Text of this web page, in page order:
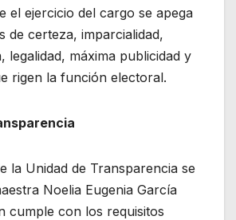
el ejercicio del cargo se apega
de certeza, imparcialidad,
legalidad, máxima publicidad y
rigen la función electoral.
la Unidad de Transparencia se
Noelia Eugenia García
cumple con los requisitos